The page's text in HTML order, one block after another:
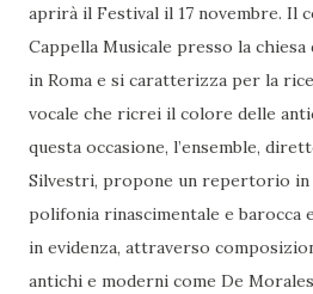
aprirà il Festival il 17 novembre. Il
Cappella Musicale presso la chiesa
in Roma e si caratterizza per la
vocale che ricrei il colore delle
questa occasione, l’ensemble,
Silvestri, propone un repertorio
polifonia rinascimentale e barocca
in evidenza, attraverso
antichi e moderni come De